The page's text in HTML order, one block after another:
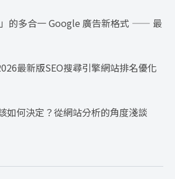
的多合一 Google 廣告新格式 —— 最
最新版SEO搜尋引擎網站排名優化
如何決定？從網站分析的角度淺談